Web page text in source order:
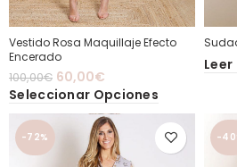
Vestido Rosa Maquillaje Efecto
Encerado
100,00€ 60,00€
Seleccionar Opciones
Leer
-72% -